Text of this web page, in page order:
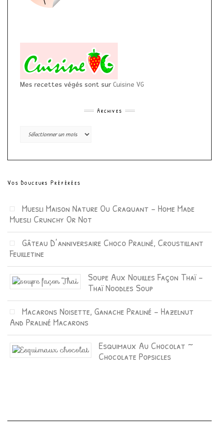
Mes recettes végés sont sur Cuisine VG
Archives
Archives
Vos Douceurs Préférées
Muesli Maison Nature Ou Craquant – Home Made
Muesli Crunchy Or Not
Gâteau D’anniversaire Choco Praliné, Croustillant
Feuilletine
Soupe Aux Nouilles Façon Thaï –
Thaï Noodles Soup
Macarons Noisette, Ganache Praliné – Hazelnut
And Praliné Macarons
Esquimaux Au Chocolat ~
Chocolate Popsicles